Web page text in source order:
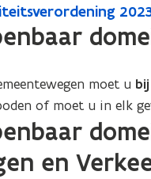
moet u
of moet u in elk
en